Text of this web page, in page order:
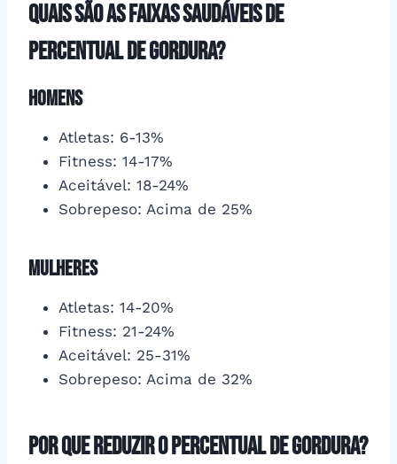
Quais são as faixas saudáveis de
percentual de gordura?
Homens
Atletas: 6-13%
Fitness: 14-17%
Aceitável: 18-24%
Sobrepeso: Acima de 25%
Mulheres
Atletas: 14-20%
Fitness: 21-24%
Aceitável: 25-31%
Sobrepeso: Acima de 32%
Por que reduzir o percentual de gordura?